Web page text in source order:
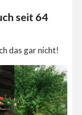
seit 64
das gar nicht!